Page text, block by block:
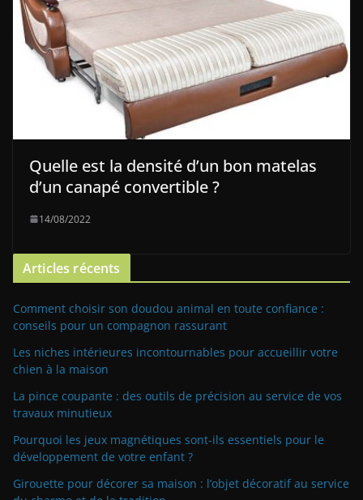
Quelle est la densité d’un bon matelas
d’un canapé convertible ?
14/08/2022
Articles récents
Comment choisir son doudou animal en toute confiance :
conseils pour un compagnon rassurant
Les niches intérieures incontournables pour accueillir votre
chien à la maison
La pince coupante : des outils de précision au service de vos
travaux minutieux
Pourquoi les jeux magnétiques sont-ils essentiels pour le
développement de votre enfant ?
Girouette pour décorer sa maison : l’objet décoratif au service